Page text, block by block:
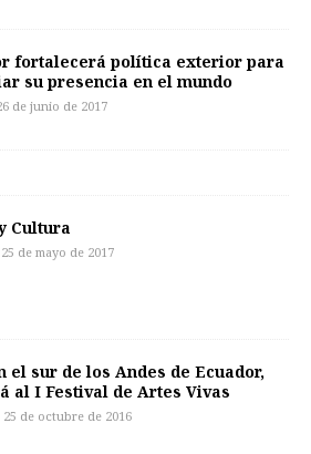
fortalecerá política exterior para
su presencia en el mundo
de junio de 2017
Cultura
de mayo de 2017
el sur de los Andes de Ecuador,
al I Festival de Artes Vivas
25 de octubre de 2016